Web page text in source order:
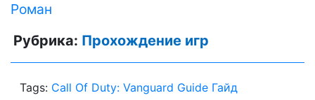
Роман
Рубрика: Прохождение игр
Tags: Call Of Duty: Vanguard Guide Гайд